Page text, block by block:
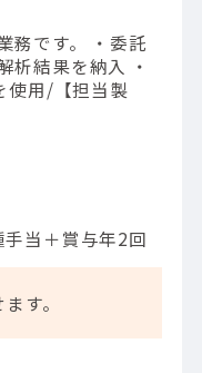
務です。 ・委託
析結果を納入 ・
使用/【担当製
当＋賞与年2回
す。